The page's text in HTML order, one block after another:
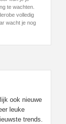
te wachten.
volledig
wacht je nog
ook nieuwe
leuke
trends.